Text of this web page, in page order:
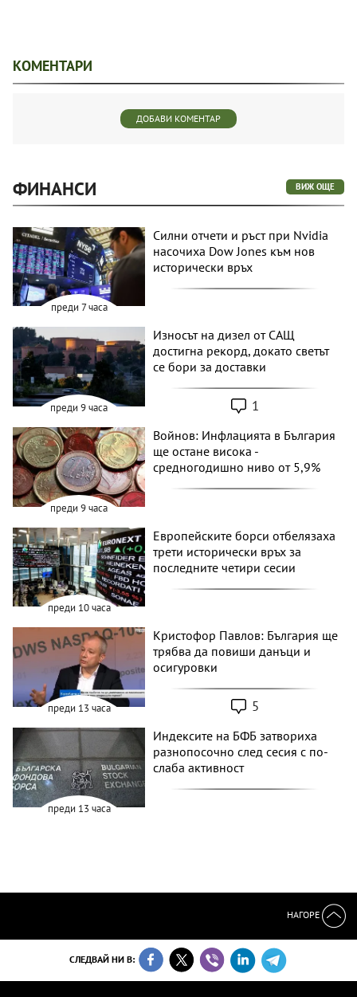
КОМЕНТАРИ
ДОБАВИ КОМЕНТАР
ФИНАНСИ ВИЖ ОЩЕ
преди 7 часа
Силни отчети и ръст при Nvidia
насочиха Dow Jones към нов
исторически връх
преди 9 часа
Износът на дизел от САЩ
достигна рекорд, докато светът
се бори за доставки
1
преди 9 часа
Войнов: Инфлацията в България
ще остане висока -
средногодишно ниво от 5,9%
преди 10 часа
Европейските борси отбелязаха
трети исторически връх за
последните четири сесии
преди 13 часа
Кристофор Павлов: България ще
трябва да повиши данъци и
осигуровки
5
преди 13 часа
Индексите на БФБ затвориха
разнопосочно след сесия с по-
слаба активност
НАГОРЕ
СЛЕДВАЙ НИ В: